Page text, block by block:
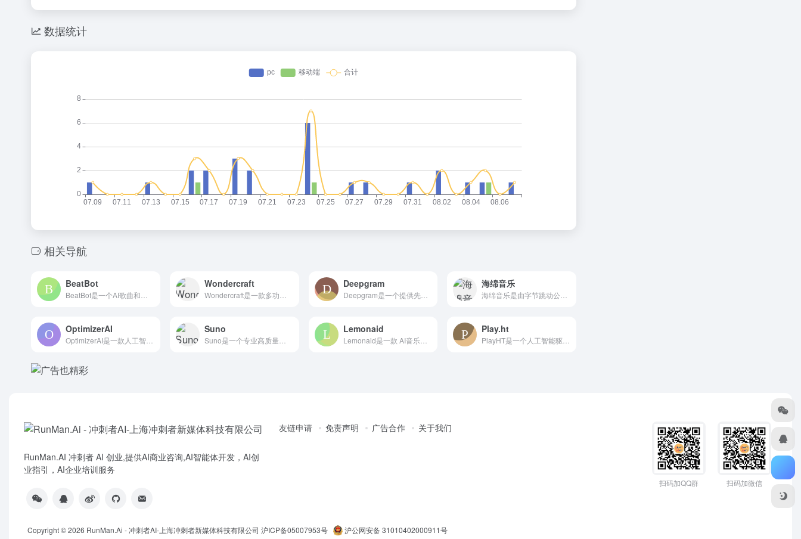
数据统计
相关导航
BeatBot Wondercraft Deepgram 海绵音乐
OptimizerAI Suno
Suno是一个专业高质量的AI歌曲和音乐创作平台，用户只需输...
Lemonaid
Lemonaid是一款 AI音乐生成工具，专为专业音乐人设计...
Play.ht
RunMan.AI 冲刺者 AI 创业,提供AI商业咨询,AI智能体开发，AI创
业指引，AI企业培训服务
友链申请 免责声明 广告合作 关于我们
扫码加QQ群 扫码加微信
Copyright © 2026 RunMan.Ai - 冲刺者AI-上海冲刺者新媒体科技有限公司 沪ICP备05007953号 沪公网安备 31010402000911号